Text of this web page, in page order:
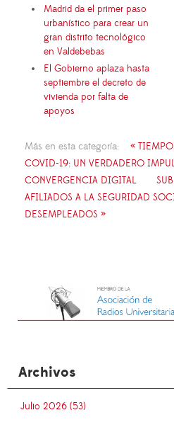
Madrid da el primer paso
urbanístico para crear un
gran distrito tecnológico
en Valdebebas
El Gobierno aplaza hasta
septiembre el decreto de
vivienda por falta de
apoyos
Más en esta categoría:
«
COVID-19: UN VERDADERO
CONVERGENCIA DIGITAL
AFILIADOS A LA SEGURIDAD
DESEMPLEADOS »
Archivos
Julio 2026 (53)